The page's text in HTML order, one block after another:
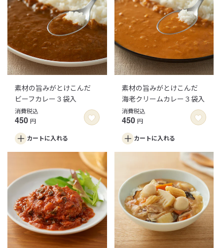
素材の旨みがとけこんだ
ビーフカレー３袋入
消費税込
450 円
カートに入れる
素材の旨みがとけこんだ
海老クリームカレー３袋入
消費税込
450 円
カートに入れる